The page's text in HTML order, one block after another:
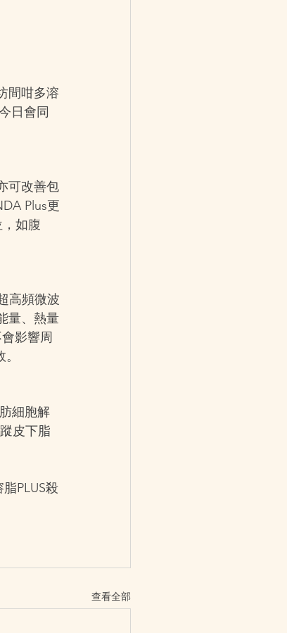
間咁多溶
日會同
可改善包
Plus更
如腹
高頻微波
量、熱量
影響周
細胞解
皮下脂
PLUS殺
查看全部